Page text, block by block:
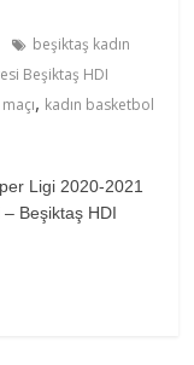
beşiktaş kadın
Beşiktaş HDI
, kadın basketbol
Ligi 2020-2021
Beşiktaş HDI